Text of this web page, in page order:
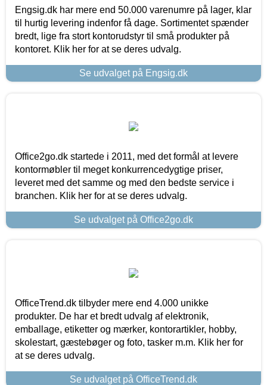
Engsig.dk har mere end 50.000 varenumre på lager, klar
til hurtig levering indenfor få dage. Sortimentet spænder
bredt, lige fra stort kontorudstyr til små produkter på
kontoret. Klik her for at se deres udvalg.
Se udvalget på Engsig.dk
Office2go.dk startede i 2011, med det formål at levere
kontormøbler til meget konkurrencedygtige priser,
leveret med det samme og med den bedste service i
branchen. Klik her for at se deres udvalg.
Se udvalget på Office2go.dk
OfficeTrend.dk tilbyder mere end 4.000 unikke
produkter. De har et bredt udvalg af elektronik,
emballage, etiketter og mærker, kontorartikler, hobby,
skolestart, gæstebøger og foto, tasker m.m. Klik her for
at se deres udvalg.
Se udvalget på OfficeTrend.dk